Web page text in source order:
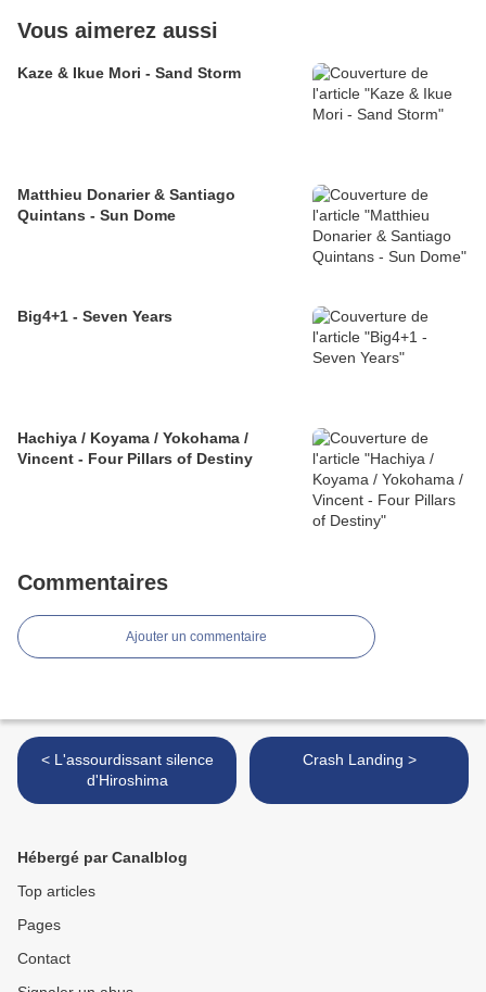
Vous aimerez aussi
Kaze & Ikue Mori - Sand Storm
Matthieu Donarier & Santiago
Quintans - Sun Dome
Big4+1 - Seven Years
Hachiya / Koyama / Yokohama /
Vincent - Four Pillars of Destiny
Commentaires
Ajouter un commentaire
< L'assourdissant silence
d'Hiroshima
Crash Landing >
Hébergé par Canalblog
Top articles
Pages
Contact